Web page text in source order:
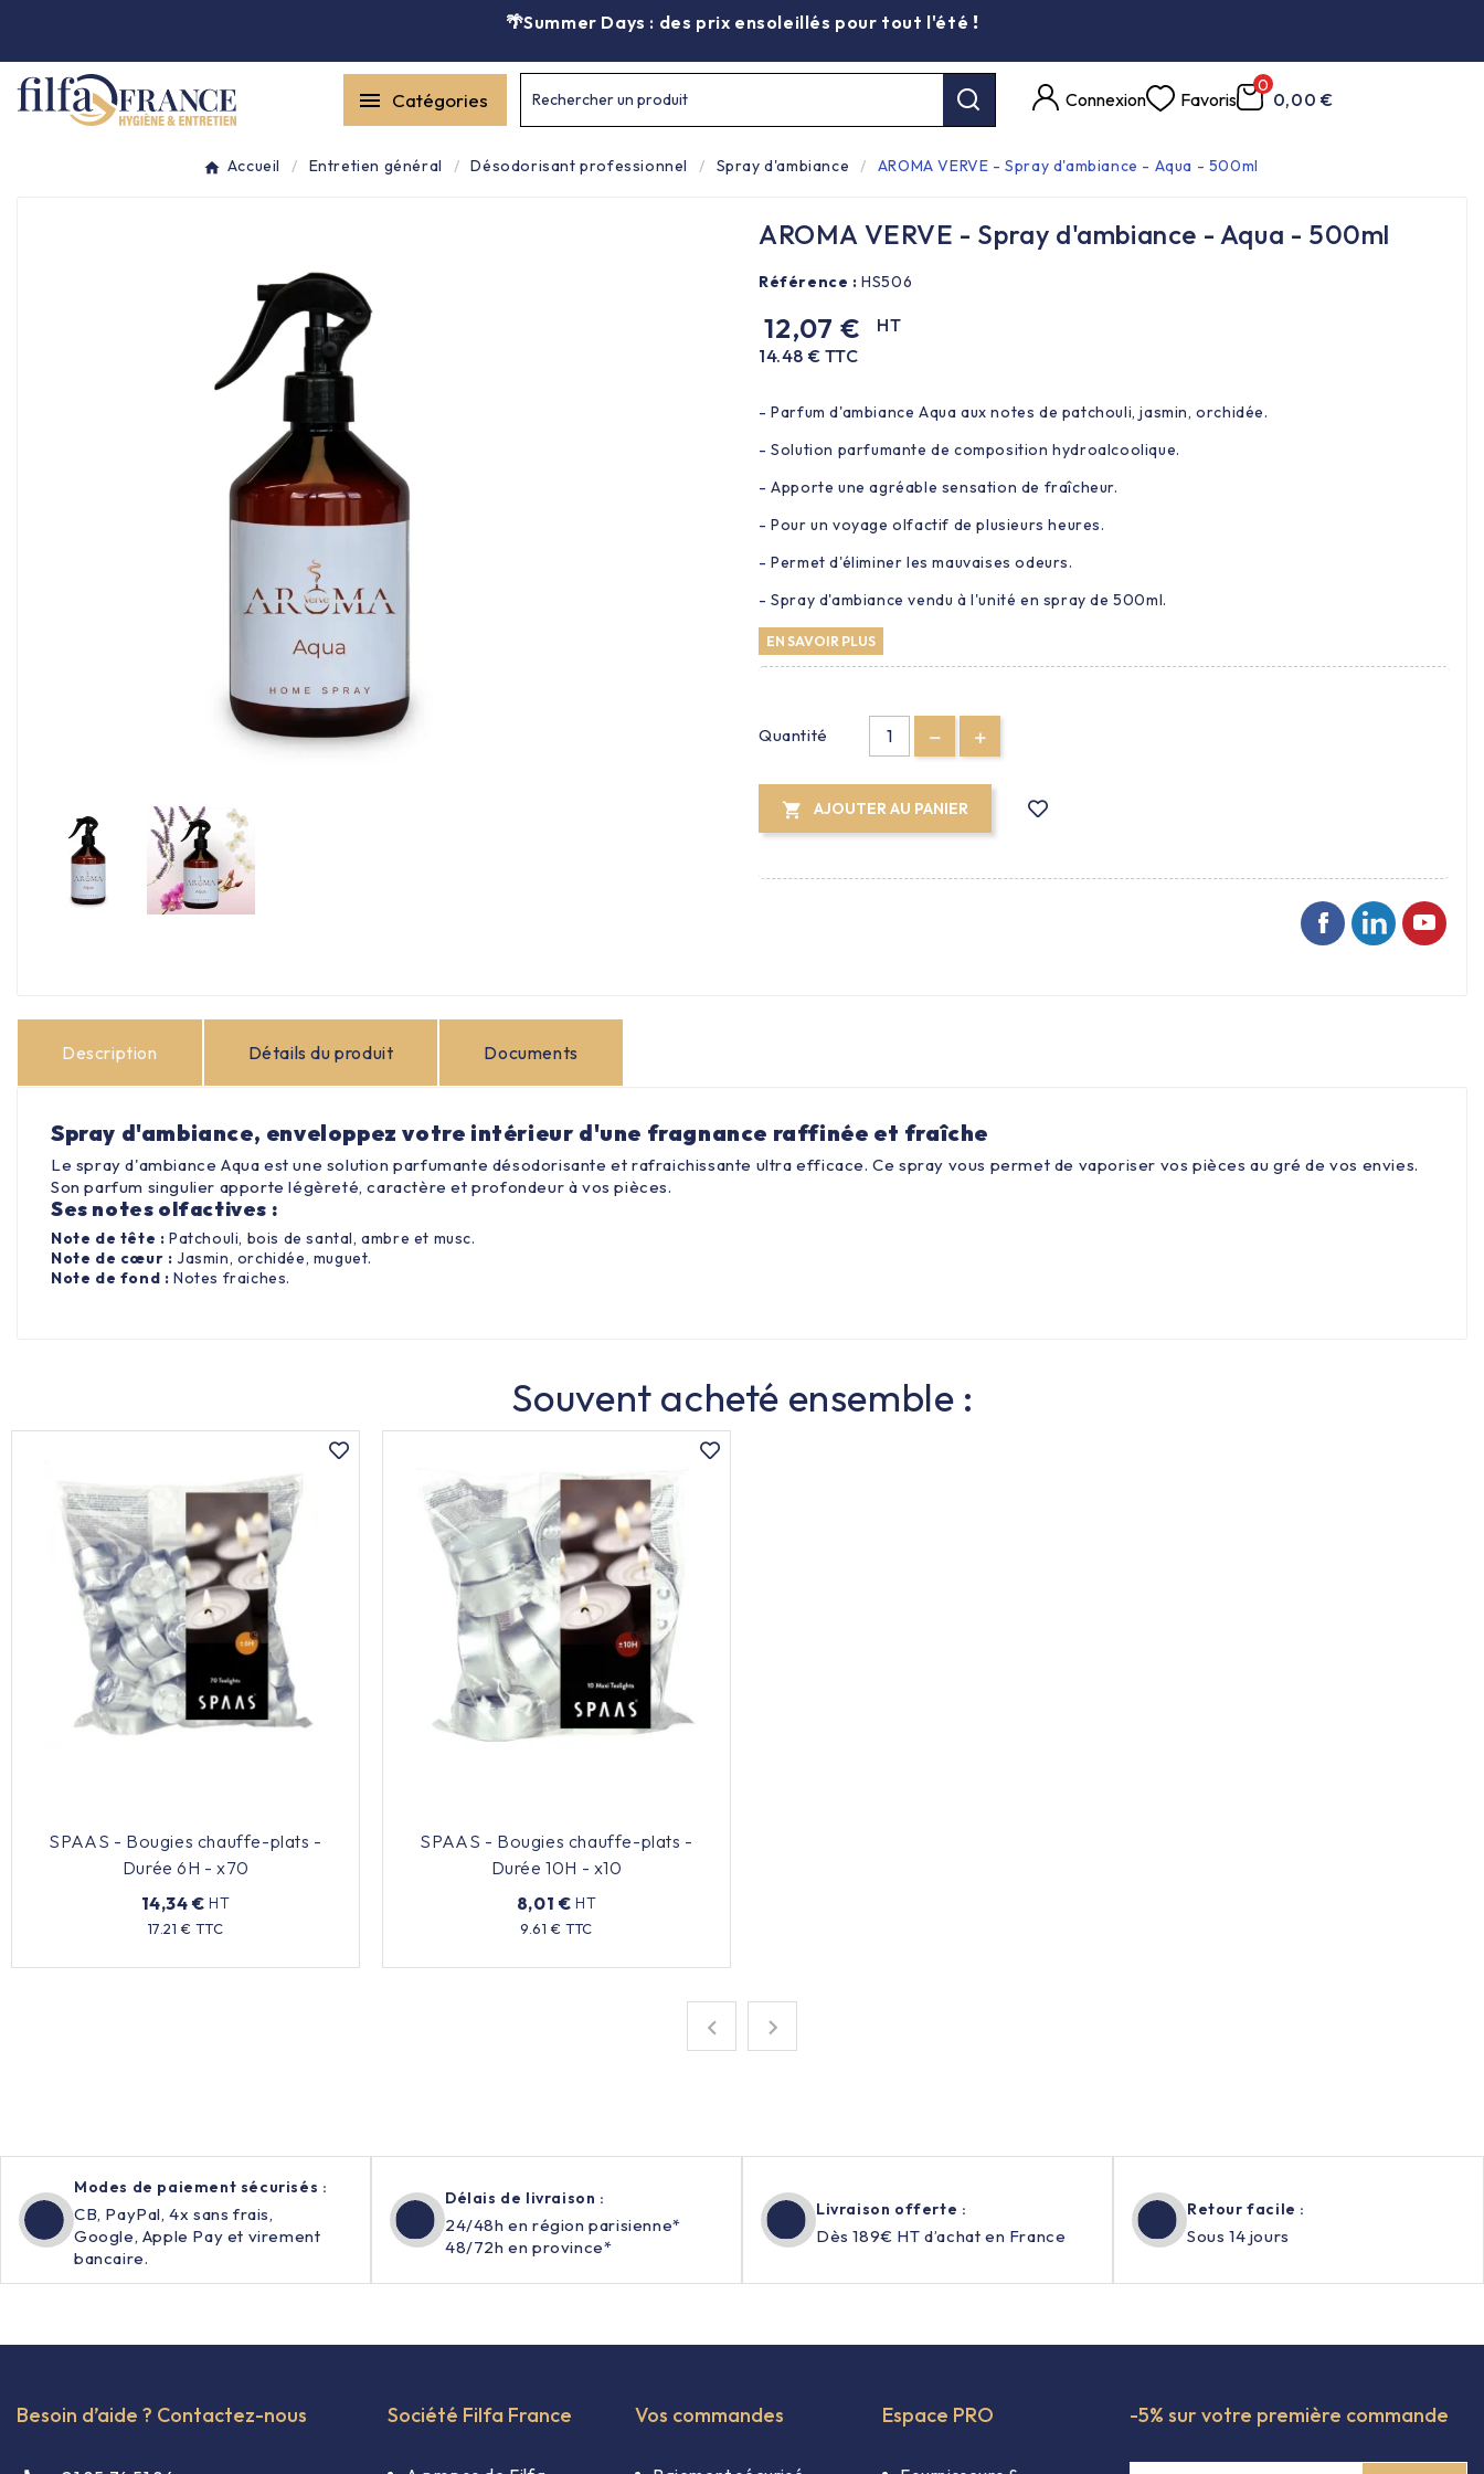
🌴Summer Days : des prix ensoleillés pour tout l'été !
 Catégories
Entretien général




Les nouveaux produits
Rechercher un produit Connexion Favoris
0
0,00 €
Accueil Entretien général Désodorisant professionnel Spray d'ambiance AROMA VERVE - Spray d'ambiance - Aqua - 500ml
AROMA VERVE - Spray d'ambiance - Aqua - 500ml
Référence : HS506
12,07 €
HT
14.48 € TTC
- Parfum d'ambiance Aqua aux notes de patchouli, jasmin, orchidée.
- Solution parfumante de composition hydroalcoolique.
- Apporte une agréable sensation de fraîcheur.
- Pour un voyage olfactif de plusieurs heures.
- Permet d'éliminer les mauvaises odeurs.
- Spray d'ambiance vendu à l'unité en spray de 500ml.
EN SAVOIR PLUS
Quantité
 AJOUTER AU PANIER
Description Détails du produit Documents
Spray d'ambiance, enveloppez votre intérieur d'une fragnance raffinée et fraîche
Le spray d'ambiance Aqua est une solution parfumante désodorisante et rafraichissante ultra efficace. Ce spray vous permet de vaporiser vos pièces au gré de vos envies.
Son parfum singulier apporte légèreté, caractère et profondeur à vos pièces.
Ses notes olfactives :
Note de tête : Patchouli, bois de santal, ambre et musc.
Note de cœur : Jasmin, orchidée, muguet.
Note de fond : Notes fraiches.
Souvent acheté ensemble :
SPAAS - Bougies chauffe-plats -
Durée 6H - x70
14,34 € HT
17.21 € TTC
Prix
SPAAS - Bougies chauffe-plats -
Durée 10H - x10
8,01 € HT
9.61 € TTC
Prix
 
Modes de paiement sécurisés :
CB, PayPal, 4x sans frais,
Google, Apple Pay et virement
bancaire.
Délais de livraison :
24/48h en région parisienne*
48/72h en province*
Livraison offerte :
Dès 189€ HT d’achat en France
Retour facile :
Sous 14 jours
Besoin d’aide ? Contactez-nous Société Filfa France Vos commandes Espace PRO -5% sur votre première commande